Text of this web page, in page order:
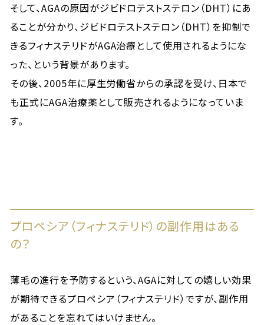
そして、AGAの原因がジビドロテストステロン（DHT）にあ
ることが分かり、ジビドロテストステロン（DHT）を抑制で
きるフィナステリドがAGA治療として使用されるようにな
った、という背景があります。
その後、2005年に厚生労働省からの承認を受け、日本で
も正式にAGA治療薬として販売されるようになっていま
す。
プロペシア（フィナステリド）の副作用はある
の？
薄毛の進行を予防するという、AGAに対しての嬉しい効果
が期待できるプロペシア（フィナステリド）ですが、副作用
があることを忘れてはいけません。